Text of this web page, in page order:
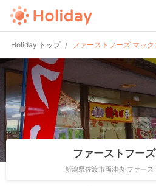
Holiday トップ ファーストフーズ マック
ファーストフー
新潟県佐渡市両津夷 ファース